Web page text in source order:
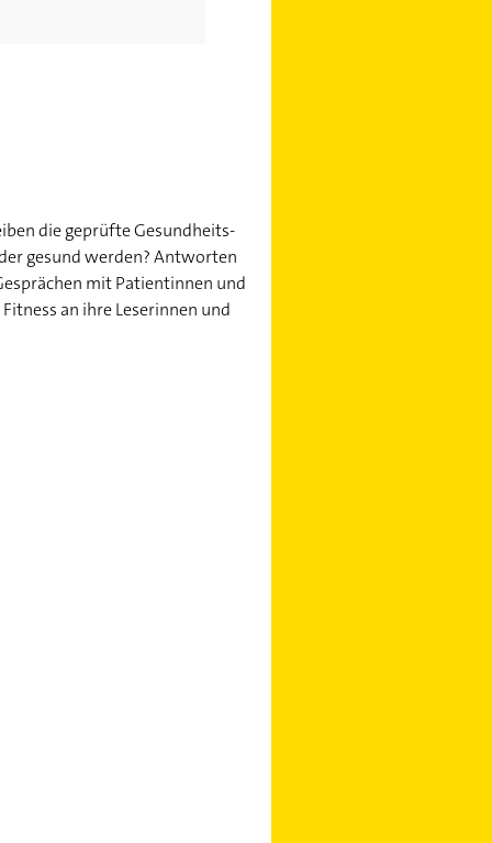
die geprüfte Gesundheits-
gesund werden? Antworten
mit Patientinnen und
an ihre Leserinnen und